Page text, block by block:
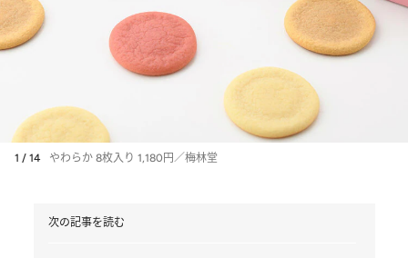
1 / 14 やわらか 8枚入り 1,180円／梅林堂
次の記事を読む